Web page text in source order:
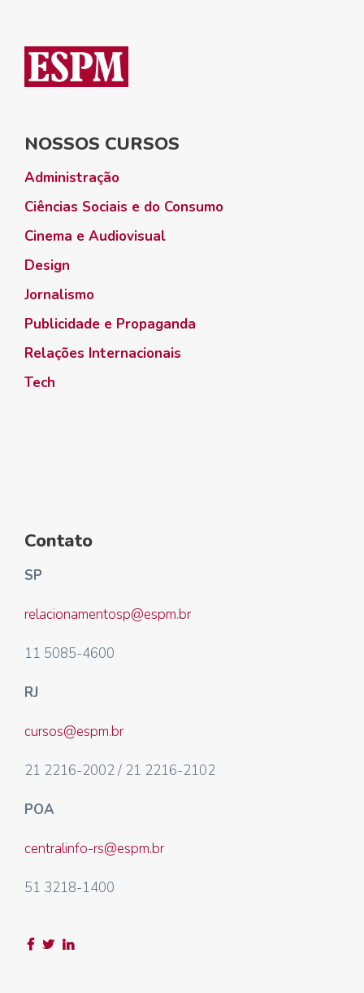
NOSSOS CURSOS
Administração
Ciências Sociais e do Consumo
Cinema e Audiovisual
Design
Jornalismo
Publicidade e Propaganda
Relações Internacionais
Tech
Contato
SP
relacionamentosp@espm.br
11 5085-4600
RJ
cursos@espm.br
21 2216-2002 / 21 2216-2102
POA
centralinfo-rs@espm.br
51 3218-1400